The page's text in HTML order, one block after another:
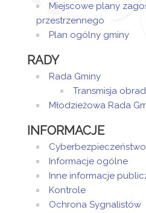
Miejscowe plany
przestrzennego
Plan ogólny gminy
RADY
Rada Gminy
Transmisja
Młodzieżowa Rada
INFORMACJE
Cyberbezpieczeństwo
Informacje ogólne
Inne informacje
Kontrole
Ochrona Sygnalistów